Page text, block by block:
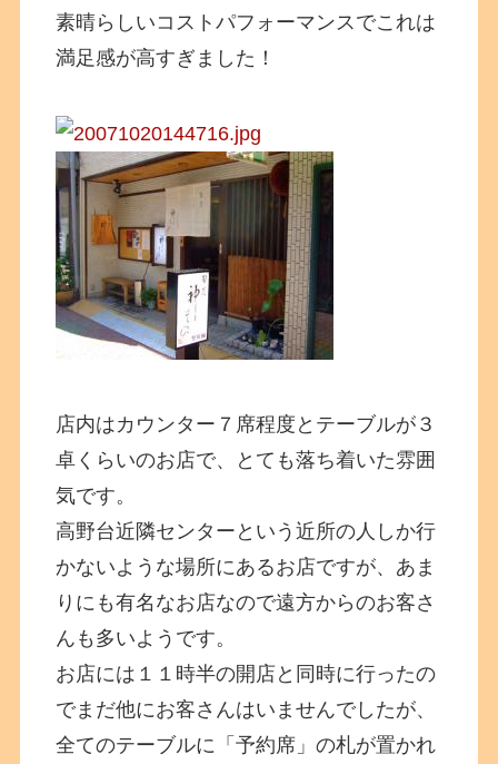
素晴らしいコストパフォーマンスでこれは
満足感が高すぎました！
店内はカウンター７席程度とテーブルが３
卓くらいのお店で、とても落ち着いた雰囲
気です。
高野台近隣センターという近所の人しか行
かないような場所にあるお店ですが、あま
りにも有名なお店なので遠方からのお客さ
んも多いようです。
お店には１１時半の開店と同時に行ったの
でまだ他にお客さんはいませんでしたが、
全てのテーブルに「予約席」の札が置かれ